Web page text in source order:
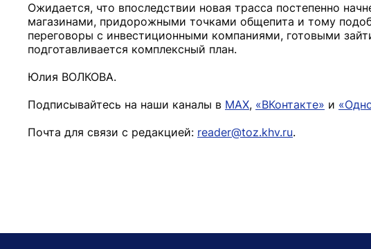
Ожидается, что впоследствии новая трасса постепенно
магазинами, придорожными точками общепита и тому
переговоры с инвестиционными компаниями, готовыми
подготавливается комплексный план.
Юлия ВОЛКОВА.
Подписывайтесь на наши каналы в MAX, «ВКонтакте» и
Почта для связи с редакцией: reader@toz.khv.ru.